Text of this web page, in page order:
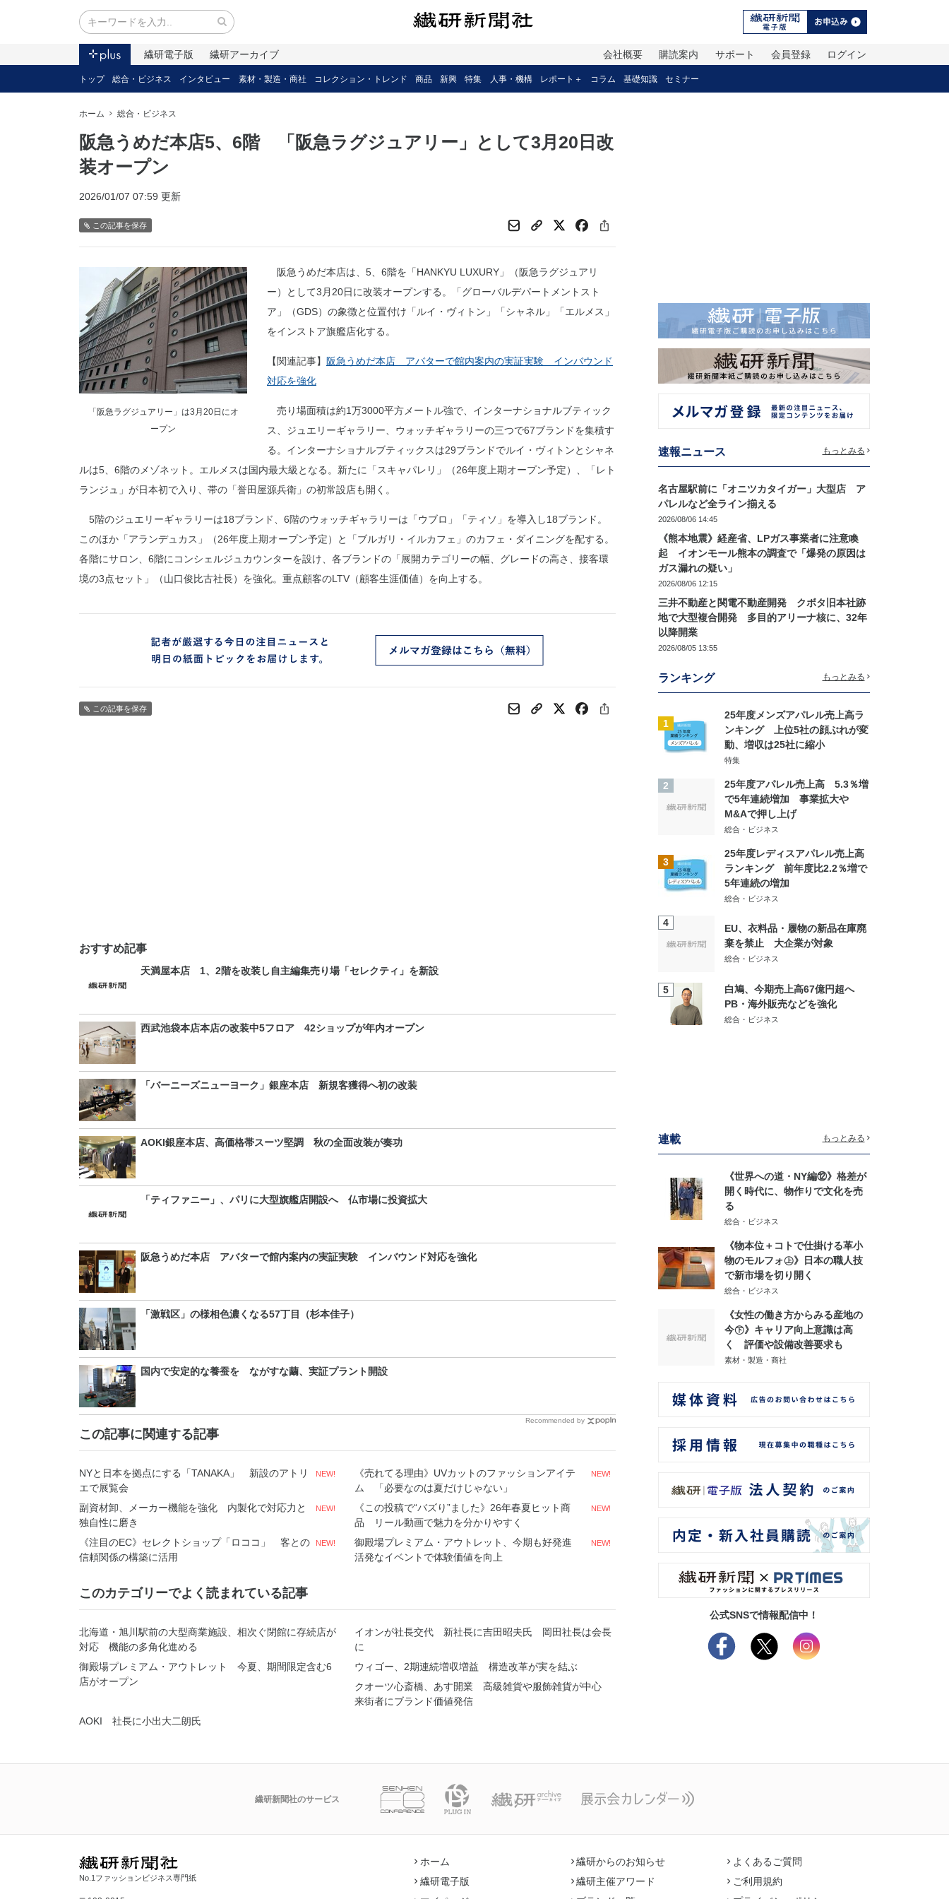
繊研電子版 繊研アーカイブ ログイン
会員登録
サポート
購読案内
会社概要
トップ 総合・ビジネス インタビュー 素材・製造・商社 コレクション・トレンド 商品 新興 特集 人事・機構 レポート＋ コラム 基礎知識 セミナー
ホーム 総合・ビジネス
阪急うめだ本店5、6階 「阪急ラグジュアリー」として3月20日改
装オープン
2026/01/07 07:59 更新
この記事を保存
「阪急ラグジュアリー」は3月20日にオ
ープン
阪急うめだ本店は、5、6階を「HANKYU LUXURY」（阪急ラグジュアリ
ー）として3月20日に改装オープンする。「グローバルデパートメントスト
ア」（GDS）の象徴と位置付け「ルイ・ヴィトン」「シャネル」「エルメス」
をインストア旗艦店化する。
【関連記事】
阪急うめだ本店 アバターで館内案内の実証実験 インバウンド
対応を強化
売り場面積は約1万3000平方メートル強で、インターナショナルブティック
ス、ジュエリーギャラリー、ウォッチギャラリーの三つで67ブランドを集積す
る。インターナショナルブティックスは29ブランドでルイ・ヴィトンとシャネ
ルは5、6階のメゾネット。エルメスは国内最大級となる。新たに「スキャパレリ」（26年度上期オープン予定）、「レト
ランジュ」が日本初で入り、帯の「誉田屋源兵衛」の初常設店も開く。
5階のジュエリーギャラリーは18ブランド、6階のウォッチギャラリーは「ウブロ」「ティソ」を導入し18ブランド。
このほか「アランデュカス」（26年度上期オープン予定）と「ブルガリ・イルカフェ」のカフェ・ダイニングを配する。
各階にサロン、6階にコンシェルジュカウンターを設け、各ブランドの「展開カテゴリーの幅、グレードの高さ、接客環
境の3点セット」（山口俊比古社長）を強化。重点顧客のLTV（顧客生涯価値）を向上する。
この記事を保存
おすすめ記事
天満屋本店 1、2階を改装し自主編集売り場「セレクティ」を新設
西武池袋本店本店の改装中5フロア 42ショップが年内オープン
「バーニーズニューヨーク」銀座本店 新規客獲得へ初の改装
AOKI銀座本店、高価格帯スーツ堅調 秋の全面改装が奏功
「ティファニー」、パリに大型旗艦店開設へ 仏市場に投資拡大
阪急うめだ本店 アバターで館内案内の実証実験 インバウンド対応を強化
「激戦区」の様相色濃くなる57丁目（杉本佳子）
国内で安定的な養蚕を ながすな繭、実証プラント開設
Recommended by
この記事に関連する記事
NYと日本を拠点にする「TANAKA」 新設のアトリ
エで展覧会
NEW!
《売れてる理由》UVカットのファッションアイテ
ム 「必要なのは夏だけじゃない」
NEW!
副資材卸、メーカー機能を強化 内製化で対応力と
独自性に磨き
NEW!
《この投稿で“バズり”ました》26年春夏ヒット商
品 リール動画で魅力を分かりやすく
NEW!
《注目のEC》セレクトショップ「ロココ」 客との
信頼関係の構築に活用
NEW!
御殿場プレミアム・アウトレット、今期も好発進
活発なイベントで体験価値を向上
NEW!
このカテゴリーでよく読まれている記事
北海道・旭川駅前の大型商業施設、相次ぐ閉館に存続店が
対応 機能の多角化進める
イオンが社長交代 新社長に吉田昭夫氏 岡田社長は会長
に
御殿場プレミアム・アウトレット 今夏、期間限定含む6
店がオープン
ウィゴー、2期連続増収増益 構造改革が実を結ぶ
クオーツ心斎橋、あす開業 高級雑貨や服飾雑貨が中心
来街者にブランド価値発信
AOKI 社長に小出大二朗氏
速報ニュース もっとみる
名古屋駅前に「オニツカタイガー」大型店 ア
パレルなど全ライン揃える
2026/08/06 14:45
《熊本地震》経産省、LPガス事業者に注意喚
起 イオンモール熊本の調査で「爆発の原因は
ガス漏れの疑い」
2026/08/06 12:15
三井不動産と関電不動産開発 クボタ旧本社跡
地で大型複合開発 多目的アリーナ核に、32年
以降開業
2026/08/05 13:55
ランキング もっとみる
1
25年度メンズアパレル売上高ラ
ンキング 上位5社の顔ぶれが変
動、増収は25社に縮小
特集
2
25年度アパレル売上高 5.3％増
で5年連続増加 事業拡大や
M&Aで押し上げ
総合・ビジネス
3
25年度レディスアパレル売上高
ランキング 前年度比2.2％増で
5年連続の増加
総合・ビジネス
4
EU、衣料品・履物の新品在庫廃
棄を禁止 大企業が対象
総合・ビジネス
5
白鳩、今期売上高67億円超へ
PB・海外販売などを強化
総合・ビジネス
連載 もっとみる
《世界への道・NY編⑫》格差が
開く時代に、物作りで文化を売
る
総合・ビジネス
《物本位＋コトで仕掛ける革小
物のモルフォ㊤》日本の職人技
で新市場を切り開く
総合・ビジネス
《女性の働き方からみる産地の
今㊦》キャリア向上意識は高
く 評価や設備改善要求も
素材・製造・商社
公式SNSで情報配信中！
繊研新聞社のサービス
No.1ファッションビジネス専門紙
ホーム
繊研電子版
繊研からのお知らせ
繊研主催アワード
よくあるご質問
ご利用規約